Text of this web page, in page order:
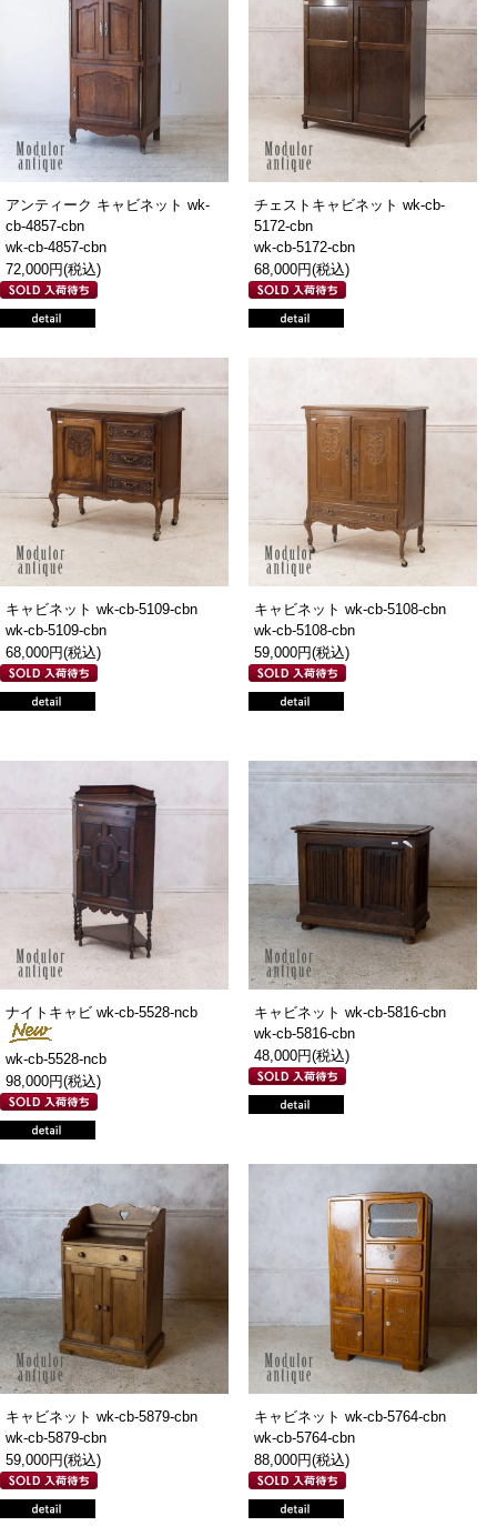
アンティーク キャビネット wk-
cb-4857-cbn
wk-cb-4857-cbn
72,000円(税込)
チェストキャビネット wk-cb-
5172-cbn
wk-cb-5172-cbn
68,000円(税込)
キャビネット wk-cb-5109-cbn
wk-cb-5109-cbn
68,000円(税込)
キャビネット wk-cb-5108-cbn
wk-cb-5108-cbn
59,000円(税込)
ナイトキャビ wk-cb-5528-ncb
wk-cb-5528-ncb
98,000円(税込)
キャビネット wk-cb-5816-cbn
wk-cb-5816-cbn
48,000円(税込)
キャビネット wk-cb-5879-cbn
wk-cb-5879-cbn
59,000円(税込)
キャビネット wk-cb-5764-cbn
wk-cb-5764-cbn
88,000円(税込)